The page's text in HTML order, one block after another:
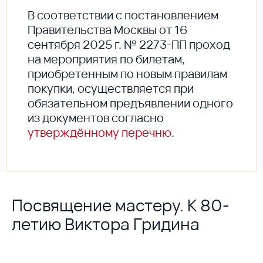
В соответствии с постановлением
Правительства Москвы от 16
сентября 2025 г. № 2273-ПП проход
на мероприятия по билетам,
приобретенным по новым правилам
покупки, осуществляется при
обязательном предъявлении одного
из документов согласно
утверждённому перечню.
Посвящение мастеру. К 80-
летию Виктора Гридина